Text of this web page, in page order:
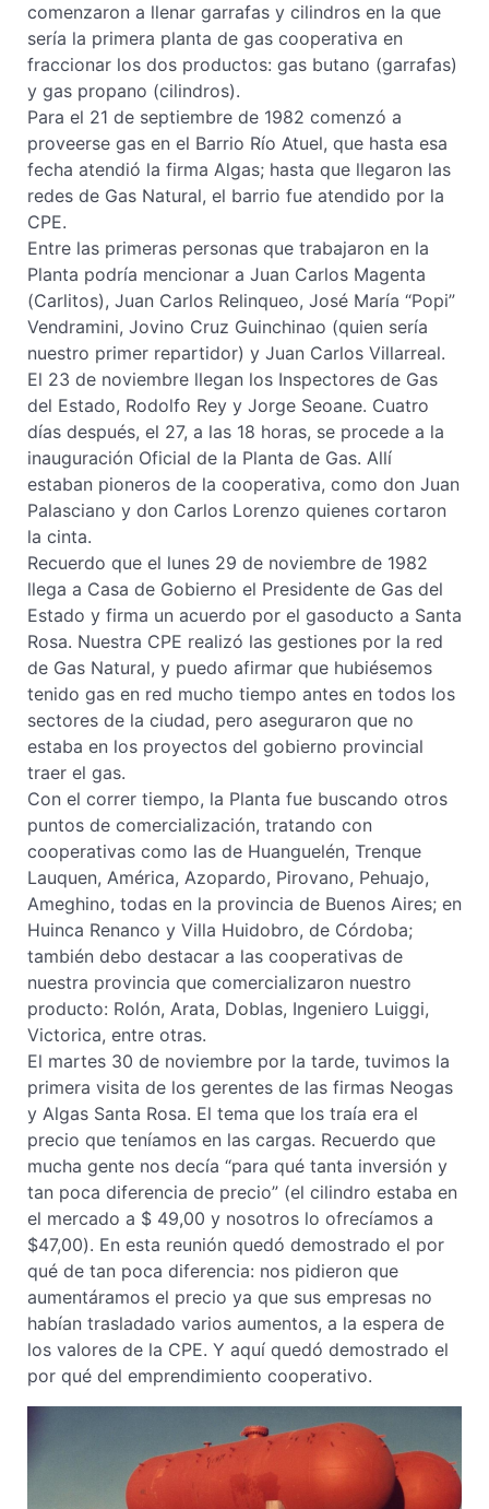
comenzaron a llenar garrafas y cilindros en la que
sería la primera planta de gas cooperativa en
fraccionar los dos productos: gas butano (garrafas)
y gas propano (cilindros).
Para el 21 de septiembre de 1982 comenzó a
proveerse gas en el Barrio Río Atuel, que hasta esa
fecha atendió la firma Algas; hasta que llegaron las
redes de Gas Natural, el barrio fue atendido por la
CPE.
Entre las primeras personas que trabajaron en la
Planta podría mencionar a Juan Carlos Magenta
(Carlitos), Juan Carlos Relinqueo, José María “Popi”
Vendramini, Jovino Cruz Guinchinao (quien sería
nuestro primer repartidor) y Juan Carlos Villarreal.
El 23 de noviembre llegan los Inspectores de Gas
del Estado, Rodolfo Rey y Jorge Seoane. Cuatro
días después, el 27, a las 18 horas, se procede a la
inauguración Oficial de la Planta de Gas. Allí
estaban pioneros de la cooperativa, como don Juan
Palasciano y don Carlos Lorenzo quienes cortaron
la cinta.
Recuerdo que el lunes 29 de noviembre de 1982
llega a Casa de Gobierno el Presidente de Gas del
Estado y firma un acuerdo por el gasoducto a Santa
Rosa. Nuestra CPE realizó las gestiones por la red
de Gas Natural, y puedo afirmar que hubiésemos
tenido gas en red mucho tiempo antes en todos los
sectores de la ciudad, pero aseguraron que no
estaba en los proyectos del gobierno provincial
traer el gas.
Con el correr tiempo, la Planta fue buscando otros
puntos de comercialización, tratando con
cooperativas como las de Huanguelén, Trenque
Lauquen, América, Azopardo, Pirovano, Pehuajo,
Ameghino, todas en la provincia de Buenos Aires; en
Huinca Renanco y Villa Huidobro, de Córdoba;
también debo destacar a las cooperativas de
nuestra provincia que comercializaron nuestro
producto: Rolón, Arata, Doblas, Ingeniero Luiggi,
Victorica, entre otras.
El martes 30 de noviembre por la tarde, tuvimos la
primera visita de los gerentes de las firmas Neogas
y Algas Santa Rosa. El tema que los traía era el
precio que teníamos en las cargas. Recuerdo que
mucha gente nos decía “para qué tanta inversión y
tan poca diferencia de precio” (el cilindro estaba en
el mercado a $ 49,00 y nosotros lo ofrecíamos a
$47,00). En esta reunión quedó demostrado el por
qué de tan poca diferencia: nos pidieron que
aumentáramos el precio ya que sus empresas no
habían trasladado varios aumentos, a la espera de
los valores de la CPE. Y aquí quedó demostrado el
por qué del emprendimiento cooperativo.